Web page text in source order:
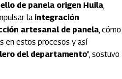
de panela origen Huila,
la integración
artesanal de panela, cómo
en estos procesos y así
del departamento”, sostuvo